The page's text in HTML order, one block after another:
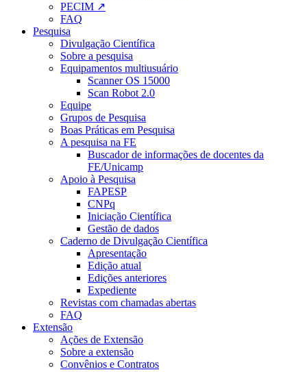
PECIM ↗
FAQ
Pesquisa
Divulgação Científica
Sobre a pesquisa
Equipamentos multiusuário
Scanner OS 15000
Scan Robot 2.0
Equipe
Grupos de Pesquisa
Boas Práticas em Pesquisa
A pesquisa na FE
Buscador de informações de docentes da
FE/Unicamp
Apoio à Pesquisa
FAPESP
CNPq
Iniciação Científica
Gestão de dados
Caderno de Divulgação Científica
Apresentação
Edição atual
Edições anteriores
Expediente
Revistas com chamadas abertas
FAQ
Extensão
Ações de Extensão
Sobre a extensão
Convênios e Contratos